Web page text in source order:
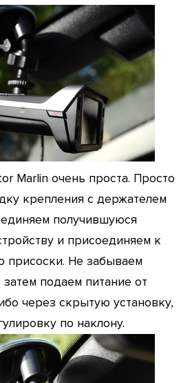
Marlin очень проста. Просто
крепления с держателем
получившуюся
и присоединяем к
присоски. Не забываем
затем подаем питание от
через скрытую установку,
по наклону.